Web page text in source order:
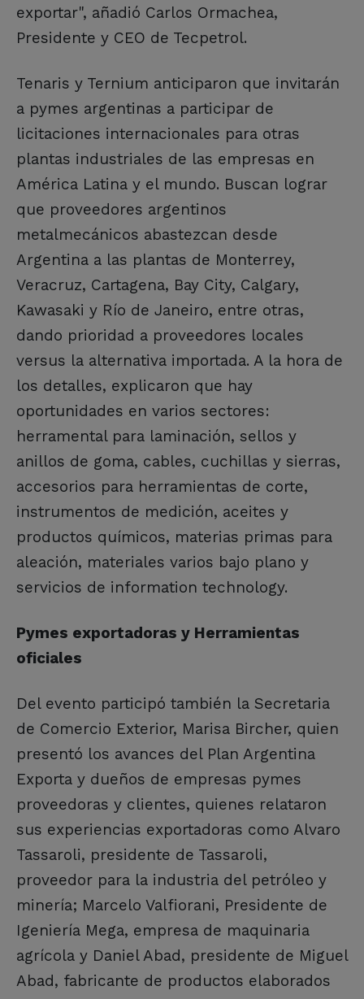
exportar", añadió Carlos Ormachea,
Presidente y CEO de Tecpetrol.
Tenaris y Ternium anticiparon que invitarán
a pymes argentinas a participar de
licitaciones internacionales para otras
plantas industriales de las empresas en
América Latina y el mundo. Buscan lograr
que proveedores argentinos
metalmecánicos abastezcan desde
Argentina a las plantas de Monterrey,
Veracruz, Cartagena, Bay City, Calgary,
Kawasaki y Río de Janeiro, entre otras,
dando prioridad a proveedores locales
versus la alternativa importada. A la hora de
los detalles, explicaron que hay
oportunidades en varios sectores:
herramental para laminación, sellos y
anillos de goma, cables, cuchillas y sierras,
accesorios para herramientas de corte,
instrumentos de medición, aceites y
productos químicos, materias primas para
aleación, materiales varios bajo plano y
servicios de information technology.
Pymes exportadoras y Herramientas
oficiales
Del evento participó también la Secretaria
de Comercio Exterior, Marisa Bircher, quien
presentó los avances del Plan Argentina
Exporta y dueños de empresas pymes
proveedoras y clientes, quienes relataron
sus experiencias exportadoras como Alvaro
Tassaroli, presidente de Tassaroli,
proveedor para la industria del petróleo y
minería; Marcelo Valfiorani, Presidente de
Igeniería Mega, empresa de maquinaria
agrícola y Daniel Abad, presidente de Miguel
Abad, fabricante de productos elaborados